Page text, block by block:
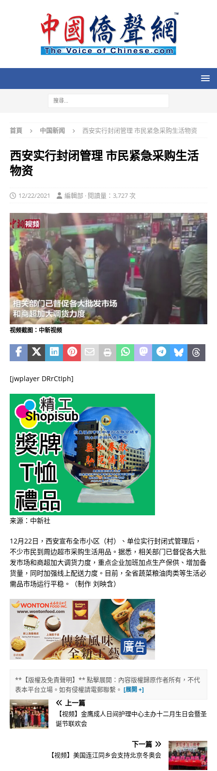
首頁 中国新闻 西安实行封闭管理 市民紧急采购生活物资
西安实行封闭管理 市民紧急采购生活
物资
12/22/2021 編輯部 · 閱讀量：3,727 次
视频截图：中新视频
[jwplayer DRrCtIph]
来源：中新社
12月22日，西安宣布全市小区（村）、单位实行封闭式管理后，
不少市民到周边超市采购生活用品。据悉，相关部门已督促各大批
发市场和商超加大调货力度，重点企业加班加点生产保供、增加备
货量，同时加强线上配送力度。目前，全省蔬菜粮油肉类等生活必
需品市场运行平稳。（制作 刘映含）
**【版權及免責聲明】** 點擊展開：內容版權歸原作者所有，不代
表本平台立場。如有侵權請電郵聯繫。
上一篇
【视频】金鹰成人日间护理中心主办十二月生日会暨圣
诞节联欢会
下一篇
【视频】美国连江同乡会支持北京冬奥会